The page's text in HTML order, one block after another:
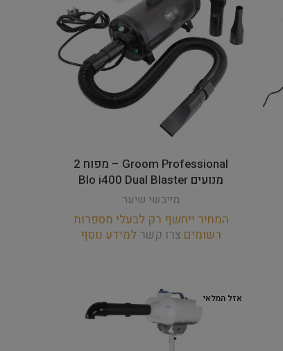
Groom Professional – מפוח 2
מנועים Blo i400 Dual Blaster
מייבשי שיער
המחיר ייחשף רק לבעלי מספרות
רשומים צרו קשר למידע נוסף
אזל המלאי